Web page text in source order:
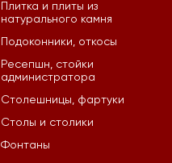
Плитка и плиты из
натурального камня
Подоконники, откосы
Ресепшн, стойки
администратора
Столешницы, фартуки
Столы и столики
Фонтаны